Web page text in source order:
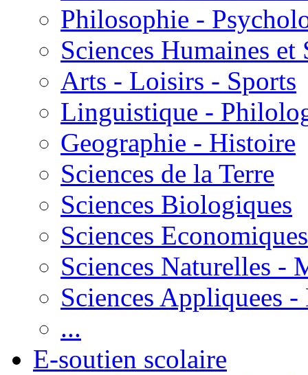
Philosophie -
Sciences Humaines et
Arts - Loisirs - Sports
Linguistique -
Geographie - Histoire
Sciences de la Terre
Sciences Biologiques
Sciences Economiques
Sciences Naturelles -
Sciences Appliquees
...
E-soutien scolaire